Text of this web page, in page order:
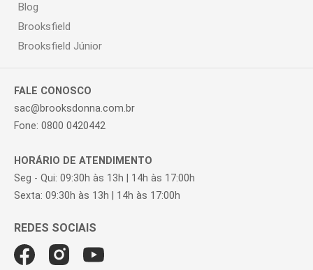
Blog
Brooksfield
Brooksfield Júnior
FALE CONOSCO
sac@brooksdonna.com.br
Fone: 0800 0420442
HORÁRIO DE ATENDIMENTO
Seg - Qui: 09:30h às 13h | 14h às 17:00h
Sexta: 09:30h às 13h | 14h às 17:00h